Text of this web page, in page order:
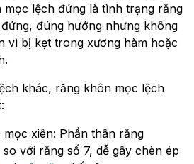
lệch đứng là tình trạng răng
đúng hướng nhưng không
vì bị kẹt trong xương hàm hoặc
khác, răng khôn mọc lệch
xiên: Phần thân răng
với răng số 7, dễ gây chèn ép